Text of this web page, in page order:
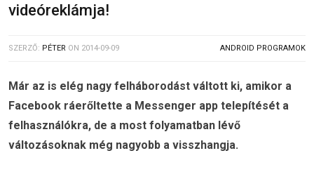
videóreklámja!
SZERZŐ: PÉTER ON 2014-09-09 ANDROID PROGRAMOK
Már az is elég nagy felháborodást váltott ki, amikor a
Facebook ráerőltette a Messenger app telepítését a
felhasználókra, de a most folyamatban lévő
változásoknak még nagyobb a visszhangja.